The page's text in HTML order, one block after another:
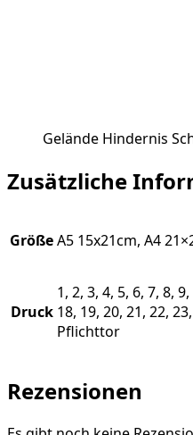
Gelände Hindernis
Zusätzliche
GrößeA5 15x21cm, A4
Druck
1, 2, 3, 4, 5, 6, 7, 8,
18, 19, 20, 21, 22,
Pflichttor
Rezensionen